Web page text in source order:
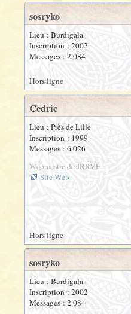
sosryko
Lieu : Burdigala
Inscription : 2002
Messages : 2 084
Hors ligne
Cedric
Lieu : Près de Lille
Inscription : 1999
Messages : 6 026
Webmestre de JRRVF
Site Web
Hors ligne
sosryko
Lieu : Burdigala
Inscription : 2002
Messages : 2 084